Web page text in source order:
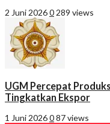
2 Juni 20260 289 views
UGM Percepat
Tingkatkan Ekspor
1 Juni 2026087 views